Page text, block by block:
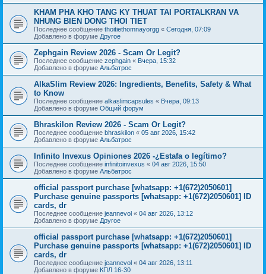
KHAM PHA KHO TANG KY THUAT TAI PORTALKRAN VA
NHUNG BIEN DONG THOI TIET
Последнее сообщение thoitiethomnayorgg « Сегодня, 07:09
Добавлено в форуме Другое
Zephgain Review 2026 - Scam Or Legit?
Последнее сообщение zephgain « Вчера, 15:32
Добавлено в форуме Альбатрос
AlkaSlim Review 2026: Ingredients, Benefits, Safety & What
to Know
Последнее сообщение alkaslimcapsules « Вчера, 09:13
Добавлено в форуме Общий форум
Bhraskilon Review 2026 - Scam Or Legit?
Последнее сообщение bhraskilon « 05 авг 2026, 15:42
Добавлено в форуме Альбатрос
Infinito Invexus Opiniones 2026 -¿Estafa o legítimo?
Последнее сообщение infinitoinvexus « 04 авг 2026, 15:50
Добавлено в форуме Альбатрос
official passport purchase [whatsapp: +1(672)2050601]
Purchase genuine passports [whatsapp: +1(672)2050601] ID
cards, dr
Последнее сообщение jeannevol « 04 авг 2026, 13:12
Добавлено в форуме Другое
official passport purchase [whatsapp: +1(672)2050601]
Purchase genuine passports [whatsapp: +1(672)2050601] ID
cards, dr
Последнее сообщение jeannevol « 04 авг 2026, 13:11
Добавлено в форуме КПЛ 16-30